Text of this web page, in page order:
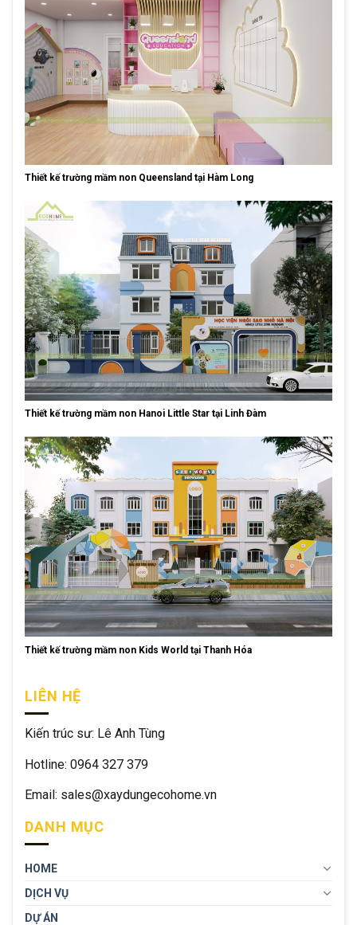
Thiết kế trường mầm non Queensland tại Hàm Long
Thiết kế trường mầm non Hanoi Little Star tại Linh Đàm
Thiết kế trường mầm non Kids World tại Thanh Hóa
LIÊN HỆ
Kiến trúc sư: Lê Anh Tùng
Hotline: 0964 327 379
Email: sales@xaydungecohome.vn
DANH MỤC
HOME
DỊCH VỤ
DỰ ÁN